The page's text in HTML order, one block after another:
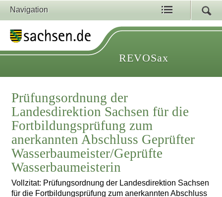
Navigation
REVOSax
Prüfungsordnung der
Landesdirektion Sachsen für die
Fortbildungsprüfung zum
anerkannten Abschluss Geprüfter
Wasserbaumeister/Geprüfte
Wasserbaumeisterin
Vollzitat: Prüfungsordnung der Landesdirektion Sachsen
für die Fortbildungsprüfung zum anerkannten Abschluss